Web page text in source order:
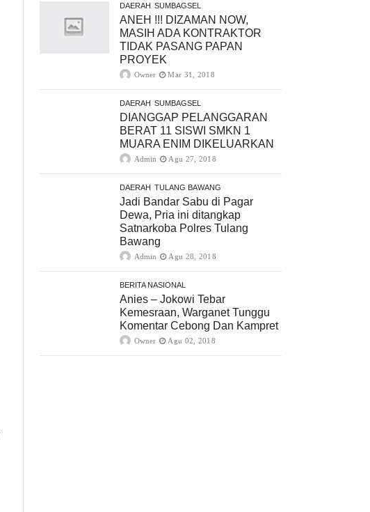
DAERAH SUMBAGSEL
ANEH !!! DIZAMAN NOW,
MASIH ADA KONTRAKTOR
TIDAK PASANG PAPAN
PROYEK
Owner Mar 31, 2018
DAERAH SUMBAGSEL
DIANGGAP PELANGGARAN
BERAT 11 SISWI SMKN 1
MUARA ENIM DIKELUARKAN
Admin Agu 27, 2018
DAERAH TULANG BAWANG
Jadi Bandar Sabu di Pagar
Dewa, Pria ini ditangkap
Satnarkoba Polres Tulang
Bawang
Admin Agu 28, 2018
BERITA NASIONAL
Anies – Jokowi Tebar
Kemesraan, Warganet Tunggu
Komentar Cebong Dan Kampret
Owner Agu 02, 2018